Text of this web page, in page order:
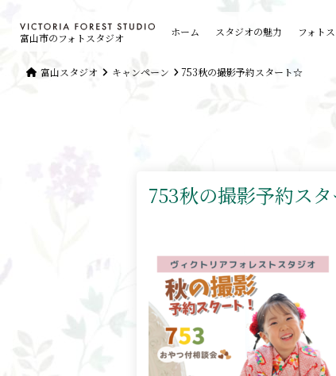
富山市のフォトスタジオ ホーム スタジオの魅力 フォト
富山スタジオ キャンペーン 753秋の撮影予約スタート☆
753秋の撮影予約ス